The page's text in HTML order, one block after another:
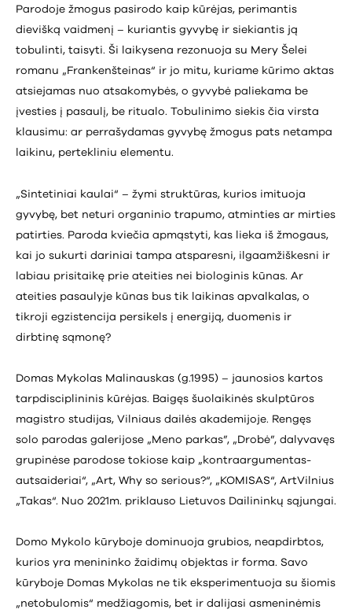
Parodoje žmogus pasirodo kaip kūrėjas, perimantis
dievišką vaidmenį – kuriantis gyvybę ir siekiantis ją
tobulinti, taisyti. Ši laikysena rezonuoja su Mery Šelei
romanu „Frankenšteinas“ ir jo mitu, kuriame kūrimo aktas
atsiejamas nuo atsakomybės, o gyvybė paliekama be
įvesties į pasaulį, be ritualo. Tobulinimo siekis čia virsta
klausimu: ar perrašydamas gyvybę žmogus pats netampa
laikinu, pertekliniu elementu.
„Sintetiniai kaulai“ – žymi struktūras, kurios imituoja
gyvybę, bet neturi organinio trapumo, atminties ar mirties
patirties. Paroda kviečia apmąstyti, kas lieka iš žmogaus,
kai jo sukurti dariniai tampa atsparesni, ilgaamžiškesni ir
labiau prisitaikę prie ateities nei biologinis kūnas. Ar
ateities pasaulyje kūnas bus tik laikinas apvalkalas, o
tikroji egzistencija persikels į energiją, duomenis ir
dirbtinę sąmonę?
Domas Mykolas Malinauskas (g.1995) – jaunosios kartos
tarpdisciplininis kūrėjas. Baigęs šuolaikinės skulptūros
magistro studijas, Vilniaus dailės akademijoje. Rengęs
solo parodas galerijose „Meno parkas”, „Drobė”, dalyvavęs
grupinėse parodose tokiose kaip „kontraargumentas-
autsaideriai“, „Art, Why so serious?“, „KOMISAS“, ArtVilnius
„Takas“. Nuo 2021m. priklauso Lietuvos Dailininkų sąjungai.
Domo Mykolo kūryboje dominuoja grubios, neapdirbtos,
kurios yra menininko žaidimų objektas ir forma. Savo
kūryboje Domas Mykolas ne tik eksperimentuoja su šiomis
„netobulomis“ medžiagomis, bet ir dalijasi asmeninėmis